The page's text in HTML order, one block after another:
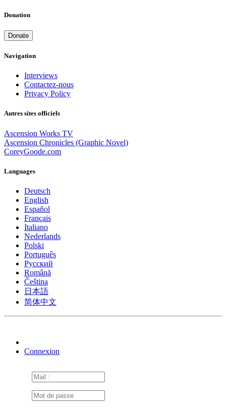
Donation
Donate
Navigation
Interviews
Contactez-nous
Privacy Policy
Autres sites officiels
Ascension Works TV
Ascension Chronicles (Graphic Novel)
CoreyGoode.com
Languages
Deutsch
English
Español
Français
Italiano
Nederlands
Polski
Português
Pусский
Română
Čeština
日本語
简体中文
Connexion